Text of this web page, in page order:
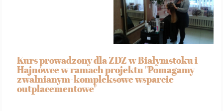
Kurs prowadzony dla ZDZ w Białymstoku i
Hajnówce w ramach projektu "Pomagamy
zwalnianym-kompleksowe wsparcie
outplacementowe"